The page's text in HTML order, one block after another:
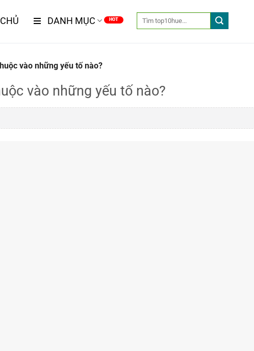
DANH MỤC
vào những yếu tố nào?
vào những yếu tố nào?